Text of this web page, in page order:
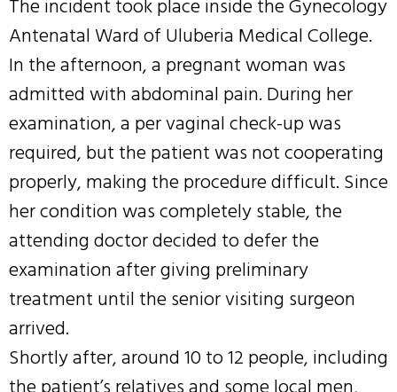
Antenatal Ward of Uluberia Medical College.
In the afternoon, a pregnant woman was
admitted with abdominal pain. During her
examination, a per vaginal check-up was
required, but the patient was not cooperating
properly, making the procedure difficult. Since
her condition was completely stable, the
attending doctor decided to defer the
examination after giving preliminary
treatment until the senior visiting surgeon
arrived.
Shortly after, around 10 to 12 people, including